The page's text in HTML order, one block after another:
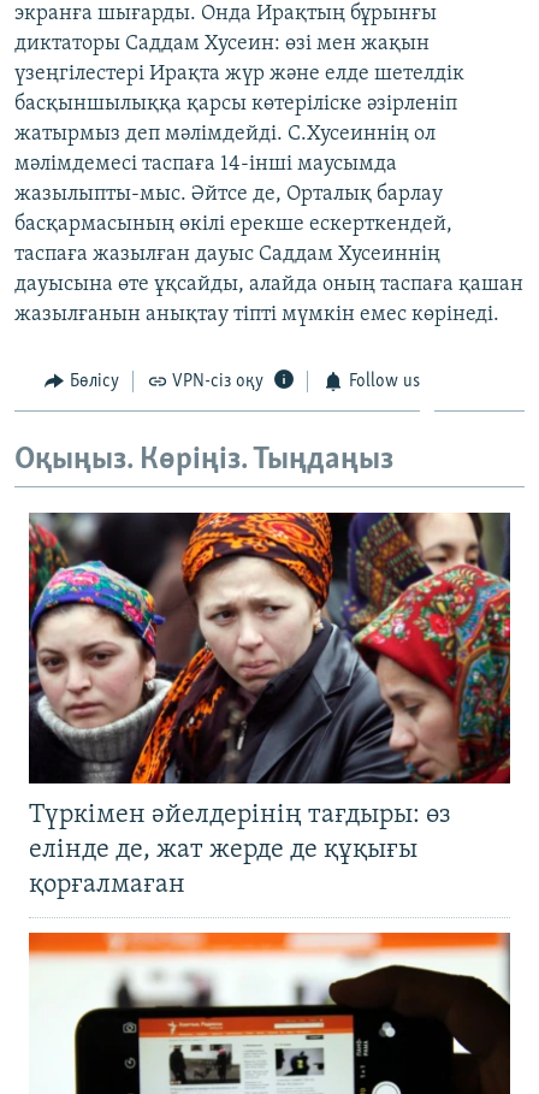
Басқа тілдерде
экранға шығарды. Онда Ирақтың бұрынғы
диктаторы Саддам Хусеин: өзі мен жақын
үзеңгілестері Ирақта жүр және елде шетелдік
басқыншылыққа қарсы көтеріліске әзірленіп
жатырмыз деп мәлімдейді. С.Хусеиннің ол
мәлімдемесі таспаға 14-інші маусымда
жазылыпты-мыс. Әйтсе де, Орталық барлау
басқармасының өкілі ерекше ескерткендей,
таспаға жазылған дауыс Саддам Хусеиннің
дауысына өте ұқсайды, алайда оның таспаға қашан
жазылғанын анықтау тіпті мүмкін емес көрінеді.
Бөлісу VPN-сіз оқу Follow us
Оқыңыз. Көріңіз. Тыңдаңыз
Түркімен әйелдерінің тағдыры: өз
елінде де, жат жерде де құқығы
қорғалмаған